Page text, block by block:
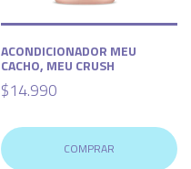
ACONDICIONADOR MEU
CACHO, MEU CRUSH
$14.990
COMPRAR